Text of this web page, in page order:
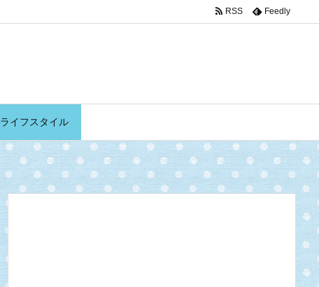
ライフスタイル
RSS Feedly